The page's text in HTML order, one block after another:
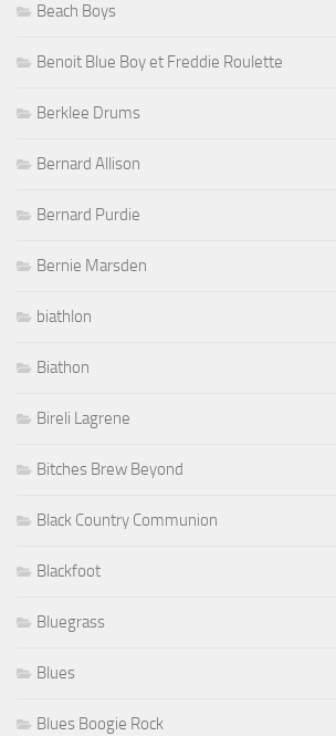
Beach Boys
Benoit Blue Boy et Freddie Roulette
Berklee Drums
Bernard Allison
Bernard Purdie
Bernie Marsden
biathlon
Biathon
Bireli Lagrene
Bitches Brew Beyond
Black Country Communion
Blackfoot
Bluegrass
Blues
Blues Boogie Rock